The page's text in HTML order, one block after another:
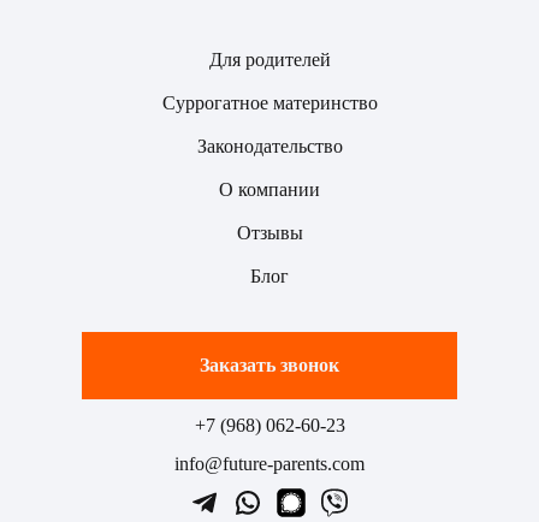
Для родителей
Суррогатное материнство
Законодательство
О компании
Отзывы
Блог
Заказать звонок
+7 (968) 062-60-23
info@future-parents.com